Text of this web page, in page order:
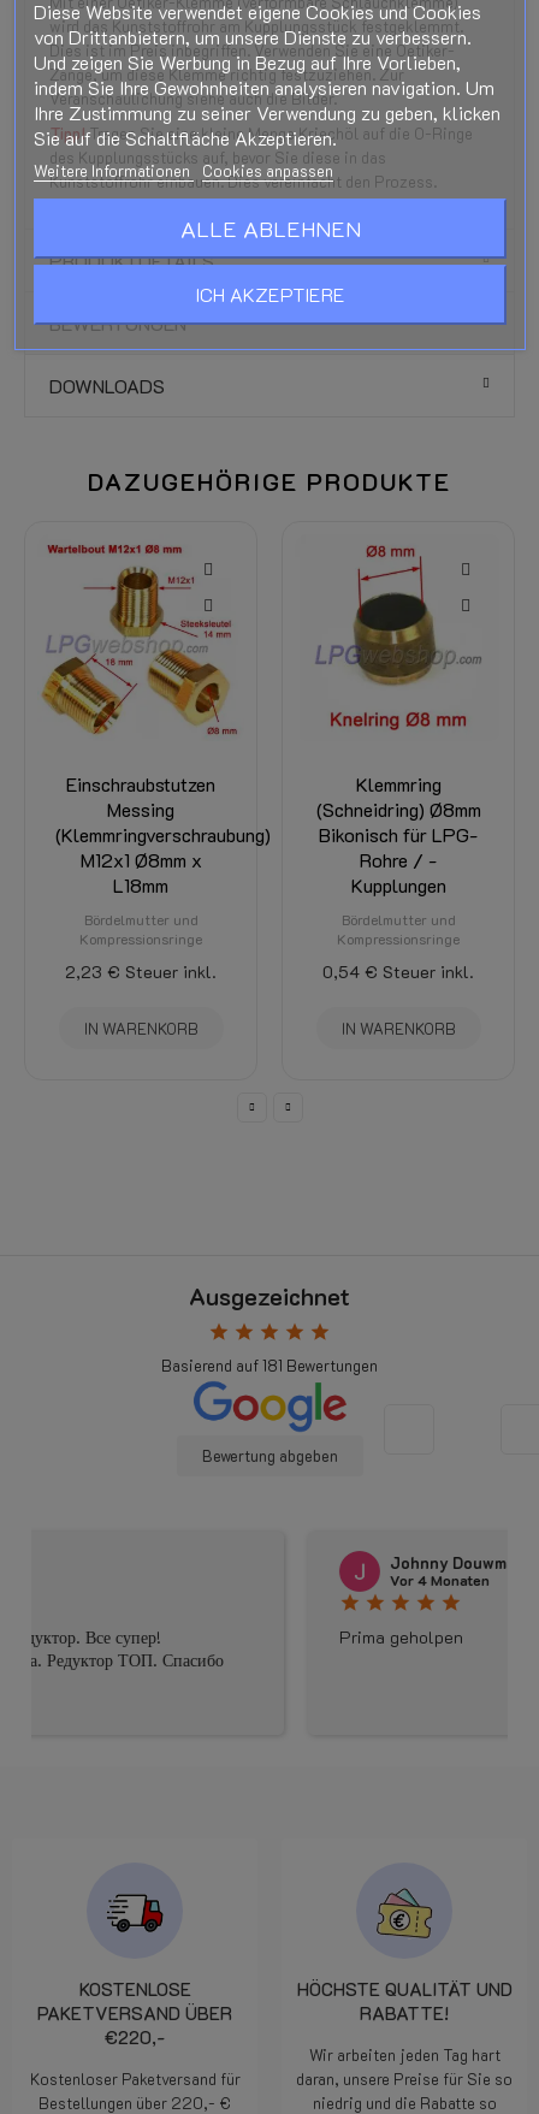
wird das Kunststoffrohr am Kupplungsstück festgeklemmt.
Dies ist im Preis inbegriffen. Verwenden Sie eine Oetiker-
Zange, um diese Klemme richtig festzuziehen. Zur
Veranschaulichung siehe auch die Bilder.
Tipp!Tragen Sie eine kleine Menge Kriechöl auf die O-Ringe
des Kupplungsstücks auf, bevor Sie diese in das
Kunststoffrohr einbauen. Dies vereinfacht den Prozess.
PRODUKTDETAILS
BEWERTUNGEN
DOWNLOADS
DAZUGEHÖRIGE PRODUKTE
Klemmring
(Schneidring) Ø8mm
Bikonisch für LPG-
Rohre / -
Kupplungen
Bördelmutter und
Kompressionsringe
0,54 € Steuer inkl.
IN WARENKORB
LPG-FIT
Kunststoff-LPG-
Rohr XD-4 (8 mm)
auf Länge
XD-4 (8 mm) LPG-
Flexleitung
36,15 €
30,73 € Steuer inkl.
SELECT OPTIONS
Ausgezeichnet
star star star star star
Basierend auf181 Bewertungen
Bewertung abgeben
Prima geholpen
KOSTENLOSE
PAKETVERSAND ÜBER
€220,-
Kostenloser Paketversand für
Bestellungen über 220,- €
HÖCHSTE QUALITÄT UND
RABATTE!
Wir arbeiten jeden Tag hart
daran, unsere Preise für Sie so
niedrig und die Rabatte so
Diese Website verwendet eigene Cookies und Cookies
von Drittanbietern, um unsere Dienste zu verbessern.
Und zeigen Sie Werbung in Bezug auf Ihre Vorlieben,
indem Sie Ihre Gewohnheiten analysieren navigation. Um
Ihre Zustimmung zu seiner Verwendung zu geben, klicken
Sie auf die Schaltfläche Akzeptieren.
Weitere Informationen Cookies anpassen
ALLE ABLEHNEN
ICH AKZEPTIERE